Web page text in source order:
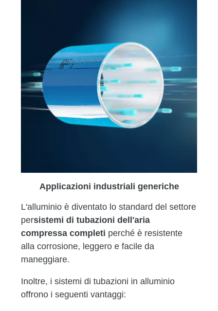
Applicazioni industriali generiche
L'alluminio è diventato lo standard del settore
persistemi di tubazioni dell'aria
compressa completi perché è resistente
alla corrosione, leggero e facile da
maneggiare.
Inoltre, i sistemi di tubazioni in alluminio
offrono i seguenti vantaggi: